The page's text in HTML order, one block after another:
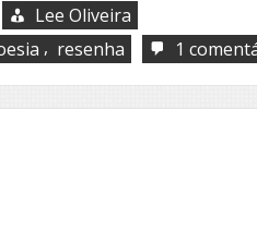
Lee Oliveira
, resenha 1